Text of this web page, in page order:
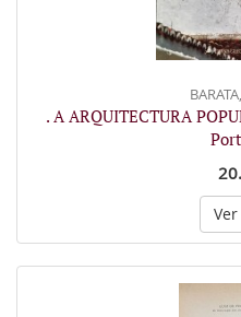
. A ARQUITECTURA